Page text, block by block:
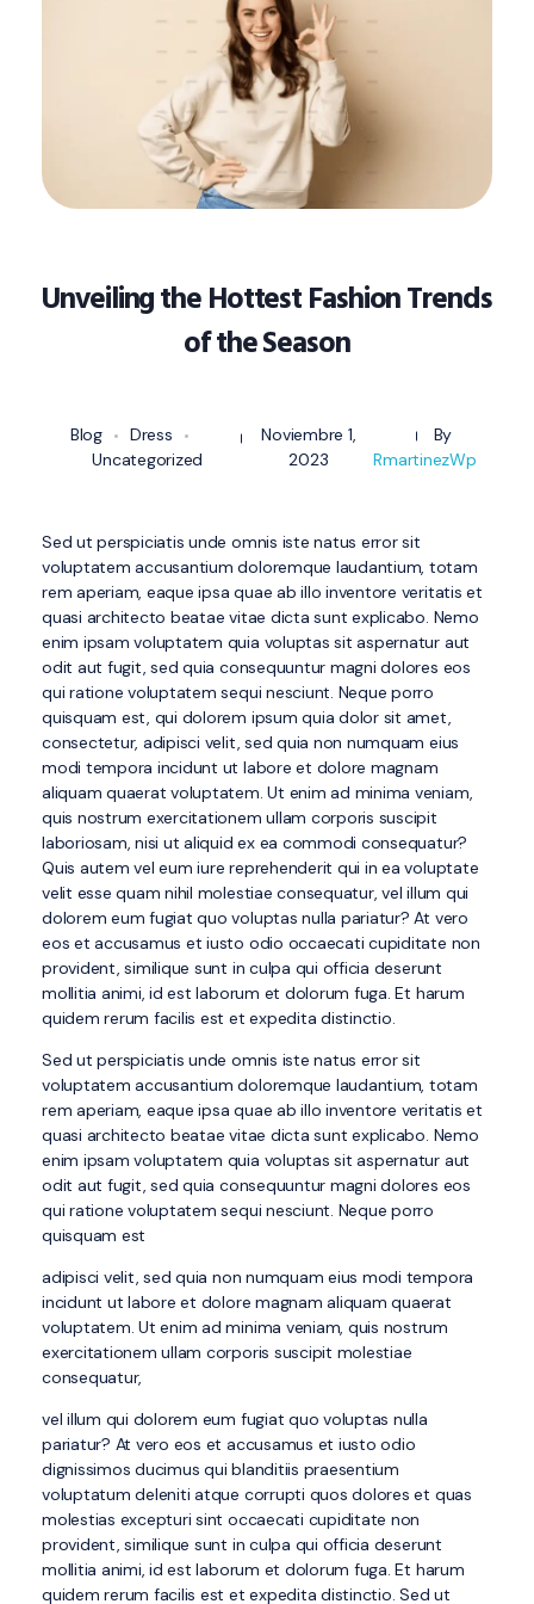
Unveiling the Hottest Fashion Trends
of the Season
Noviembre 1,
2023
By
RmartinezWp
Blog
Dress
Uncategorized
Sed ut perspiciatis unde omnis iste natus error sit
voluptatem accusantium doloremque laudantium, totam
rem aperiam, eaque ipsa quae ab illo inventore veritatis et
quasi architecto beatae vitae dicta sunt explicabo. Nemo
enim ipsam voluptatem quia voluptas sit aspernatur aut
odit aut fugit, sed quia consequuntur magni dolores eos
qui ratione voluptatem sequi nesciunt. Neque porro
quisquam est, qui dolorem ipsum quia dolor sit amet,
consectetur, adipisci velit, sed quia non numquam eius
modi tempora incidunt ut labore et dolore magnam
aliquam quaerat voluptatem. Ut enim ad minima veniam,
quis nostrum exercitationem ullam corporis suscipit
laboriosam, nisi ut aliquid ex ea commodi consequatur?
Quis autem vel eum iure reprehenderit qui in ea voluptate
velit esse quam nihil molestiae consequatur, vel illum qui
dolorem eum fugiat quo voluptas nulla pariatur? At vero
eos et accusamus et iusto odio occaecati cupiditate non
provident, similique sunt in culpa qui officia deserunt
mollitia animi, id est laborum et dolorum fuga. Et harum
quidem rerum facilis est et expedita distinctio.
Sed ut perspiciatis unde omnis iste natus error sit
voluptatem accusantium doloremque laudantium, totam
rem aperiam, eaque ipsa quae ab illo inventore veritatis et
quasi architecto beatae vitae dicta sunt explicabo. Nemo
enim ipsam voluptatem quia voluptas sit aspernatur aut
odit aut fugit, sed quia consequuntur magni dolores eos
qui ratione voluptatem sequi nesciunt. Neque porro
quisquam est
adipisci velit, sed quia non numquam eius modi tempora
incidunt ut labore et dolore magnam aliquam quaerat
voluptatem. Ut enim ad minima veniam, quis nostrum
exercitationem ullam corporis suscipit molestiae
consequatur,
vel illum qui dolorem eum fugiat quo voluptas nulla
pariatur? At vero eos et accusamus et iusto odio
dignissimos ducimus qui blanditiis praesentium
voluptatum deleniti atque corrupti quos dolores et quas
molestias excepturi sint occaecati cupiditate non
provident, similique sunt in culpa qui officia deserunt
mollitia animi, id est laborum et dolorum fuga. Et harum
quidem rerum facilis est et expedita distinctio. Sed ut